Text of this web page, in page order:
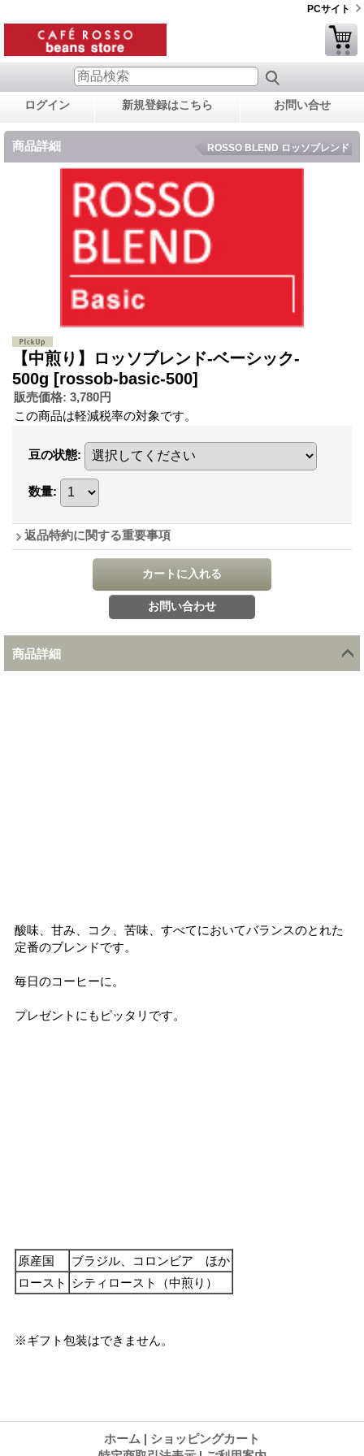
PCサイト
ログイン 新規登録はこちら お問い合せ
商品詳細 ROSSO BLEND ロッソブレンド
【中煎り】ロッソブレンド-ベーシック-
500g [rossob-basic-500]
販売価格: 3,780円
この商品は軽減税率の対象です。
豆の状態:
数量:
返品特約に関する重要事項
商品詳細
酸味、甘み、コク、苦味、すべてにおいてバランスのとれた
定番のブレンドです。
毎日のコーヒーに。
プレゼントにもピッタリです。
原産国
ブラジル、コロンビア ほか
ロースト シティロースト（中煎り）
※ギフト包装はできません。
ホーム | ショッピングカート